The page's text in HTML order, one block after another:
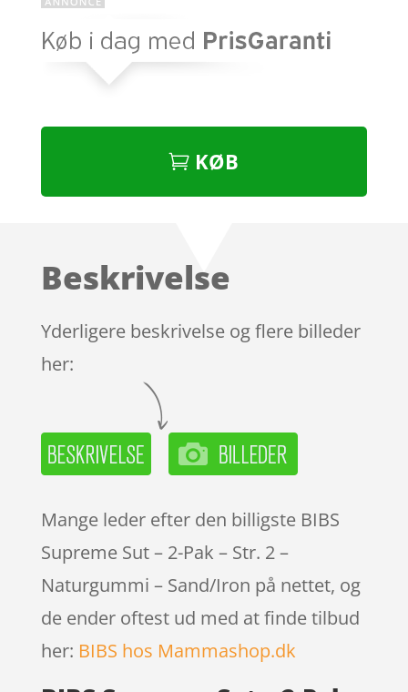
KØB
Beskrivelse
Yderligere beskrivelse og flere billeder
her:
Mange leder efter den billigste BIBS
Supreme Sut – 2-Pak – Str. 2 –
Naturgummi – Sand/Iron på nettet, og
de ender oftest ud med at finde tilbud
her: BIBS hos Mammashop.dk